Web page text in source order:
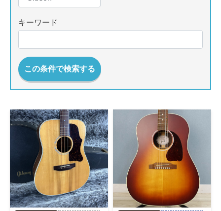
キーワード
この条件で検索する